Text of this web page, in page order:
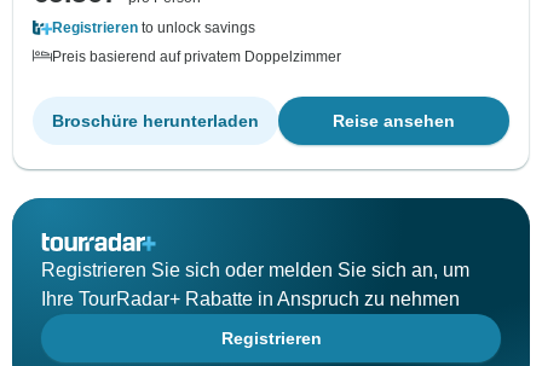
Registrieren to unlock savings
Preis basierend auf privatem Doppelzimmer
Reise ansehen
Broschüre herunterladen
Registrieren Sie sich oder melden Sie sich an, um
Ihre TourRadar+ Rabatte in Anspruch zu nehmen
Registrieren